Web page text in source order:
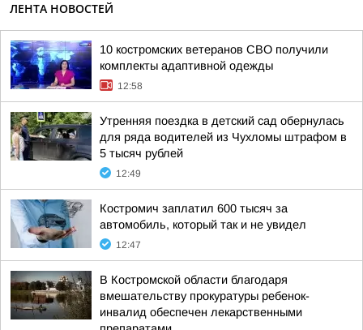
ЛЕНТА НОВОСТЕЙ
10 костромских ветеранов СВО получили
комплекты адаптивной одежды
12:58
Утренняя поездка в детский сад обернулась
для ряда водителей из Чухломы штрафом в
5 тысяч рублей
12:49
Костромич заплатил 600 тысяч за
автомобиль, который так и не увидел
12:47
В Костромской области благодаря
вмешательству прокуратуры ребенок-
инвалид обеспечен лекарственными